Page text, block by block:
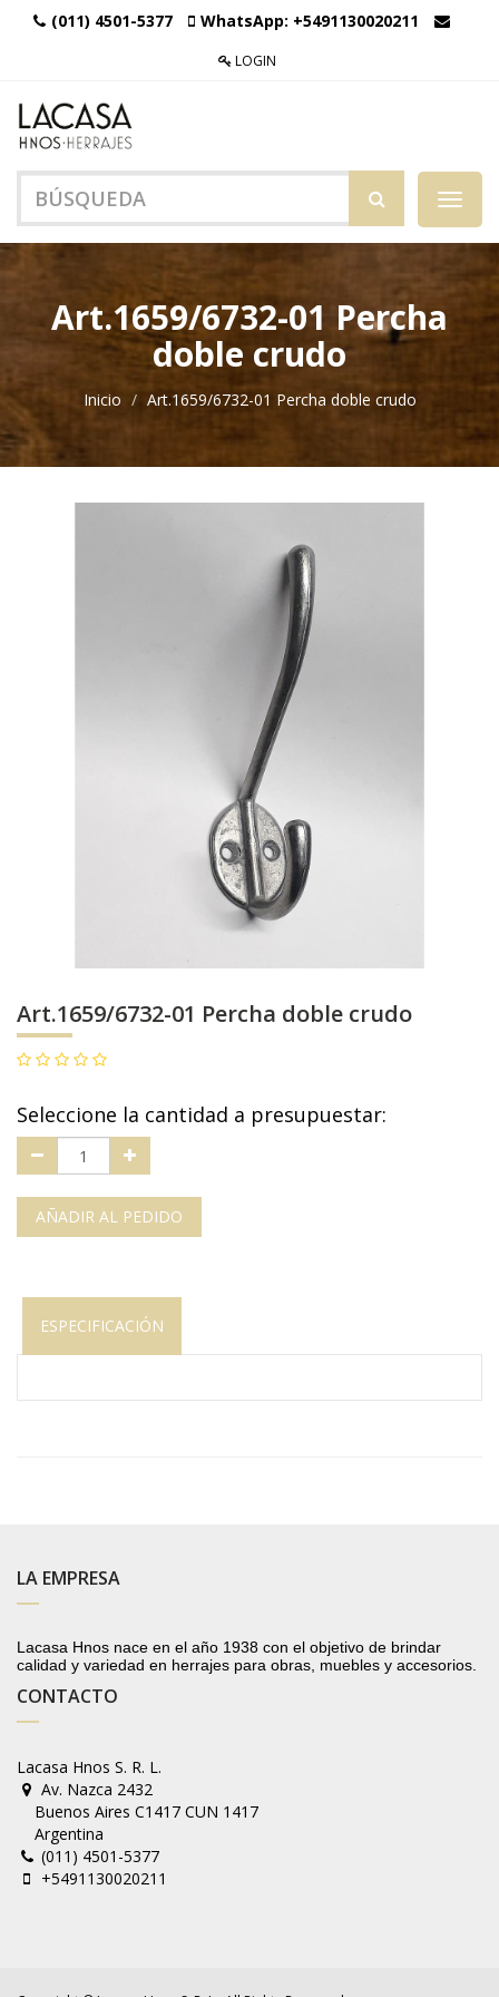
(011) 4501-5377 WhatsApp: +5491130020211
LOGIN
Menú
de
Art.1659/6732-01 Percha
doble crudo
Inicio Art.1659/6732-01 Percha doble crudo
Art.1659/6732-01 Percha doble crudo
Seleccione la cantidad a presupuestar:
AÑADIR AL PEDIDO
ESPECIFICACIÓN
LA EMPRESA
Lacasa Hnos nace en el año 1938 con el objetivo de brindar
calidad y variedad en herrajes para obras, muebles y accesorios.
CONTACTO
Lacasa Hnos S. R. L.
Av. Nazca 2432
Buenos Aires C1417 CUN 1417
Argentina
(011) 4501-5377
+5491130020211